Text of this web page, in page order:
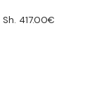
Sh. 417.00€